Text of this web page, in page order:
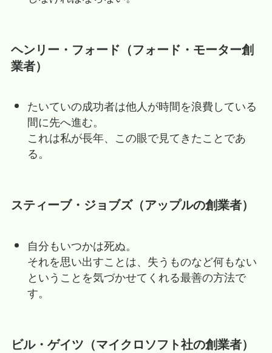
ヘンリー・フォード（フォード・モーター創
業者）
たいていの成功者は他人が時間を浪費している
間に先へ進む。
これは私が長年、この眼で見てきたことであ
る。
スティーブ・ジョブズ（アップルの創業者）
自分もいつかは死ぬ。
それを思い出すことは、失うものなど何もない
ということを気づかせてくれる最善の方法で
す。
ビル・ゲイツ（マイクロソフト社の創業者）